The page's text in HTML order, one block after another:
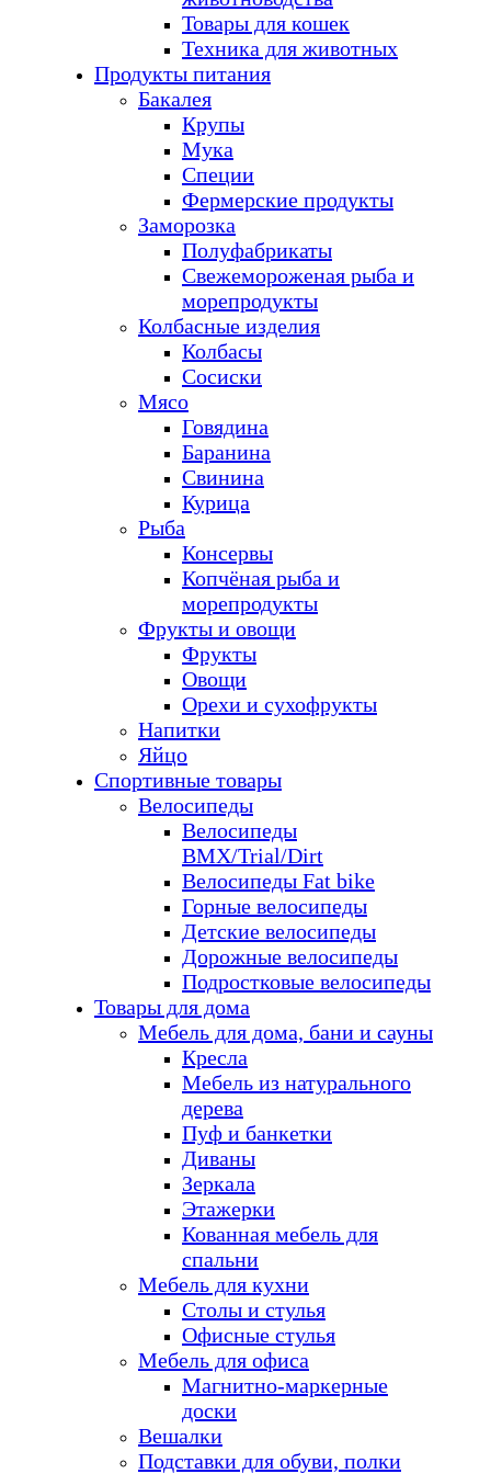
Товары для кошек
Техника для животных
Продукты питания
Бакалея
Крупы
Мука
Специи
Фермерские продукты
Заморозка
Полуфабрикаты
Свежемороженая рыба и
морепродукты
Колбасные изделия
Колбасы
Сосиски
Мясо
Говядина
Баранина
Свинина
Курица
Рыба
Консервы
Копчёная рыба и
морепродукты
Фрукты и овощи
Фрукты
Овощи
Орехи и сухофрукты
Напитки
Яйцо
Спортивные товары
Велосипеды
Велосипеды
BMX/Trial/Dirt
Велосипеды Fat bike
Горные велосипеды
Детские велосипеды
Дорожные велосипеды
Подростковые велосипеды
Товары для дома
Мебель для дома, бани и сауны
Кресла
Мебель из натурального
дерева
Пуф и банкетки
Диваны
Зеркала
Этажерки
Кованная мебель для
спальни
Мебель для кухни
Столы и стулья
Офисные стулья
Мебель для офиса
Магнитно-маркерные
доски
Вешалки
Подставки для обуви, полки